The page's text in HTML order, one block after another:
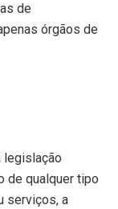
de
órgãos de
legislação
de qualquer tipo
serviços, a